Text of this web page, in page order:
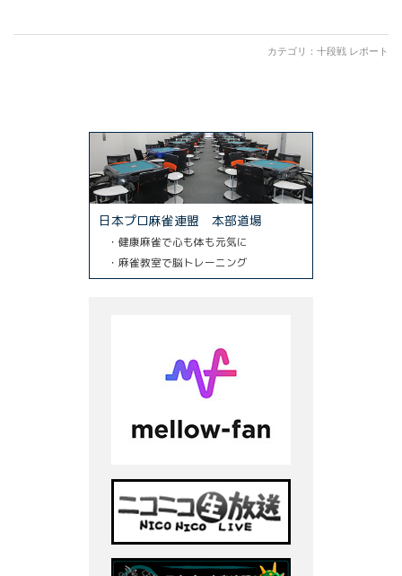
カテゴリ： 十段戦 レポート
日本プロ麻雀連盟 本部道場
・健康麻雀で心も体も元気に
・麻雀教室で脳トレーニング